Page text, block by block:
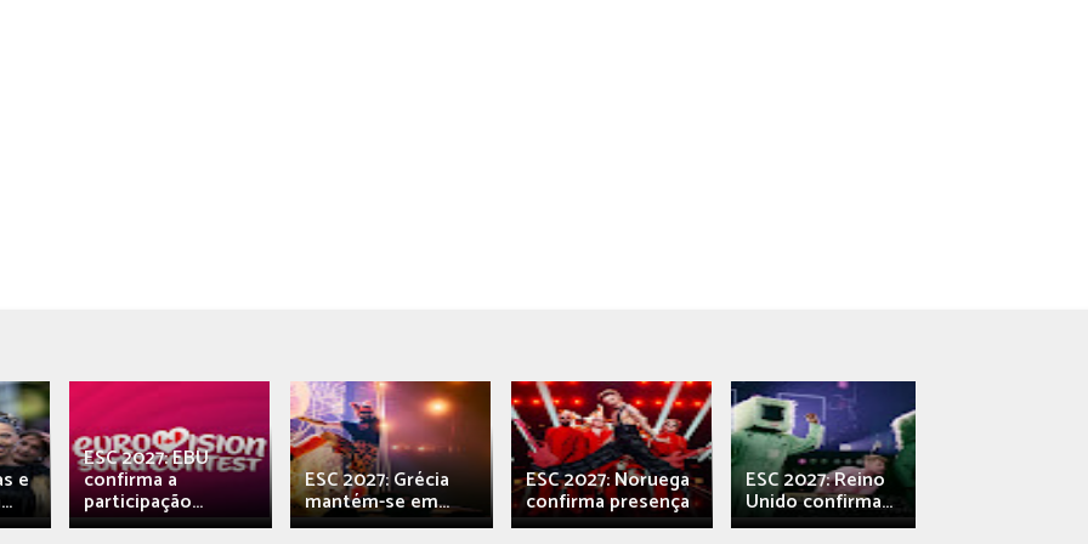
e
ESC 2027: EBU
confirma a
participação...
ESC 2027: Grécia
mantém-se em...
ESC 2027: Noruega
confirma presença
ESC 2027: Reino
Unido confirma...